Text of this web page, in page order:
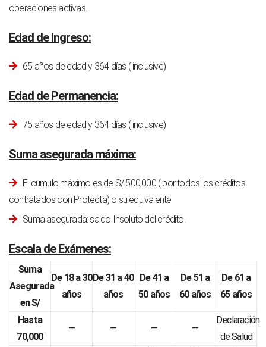
operaciones activas.
Edad de Ingreso:
65 años de edad y 364 días ( inclusive)
Edad de Permanencia:
75 años de edad y 364 días ( inclusive)
Suma asegurada máxima:
El cumulo máximo es de S/ 500,000 ( por todos los créditos
contratados con Protecta) o su equivalente
Suma asegurada: saldo Insoluto del crédito.
Escala de Exámenes:
Suma
Asegurada
en S/
De 18 a 30
años
De 31 a 40
años
De 41 a
50 años
De 51 a
60 años
De 61 a
65 años
Hasta
70,000
— — — —
Declaración
de Salud